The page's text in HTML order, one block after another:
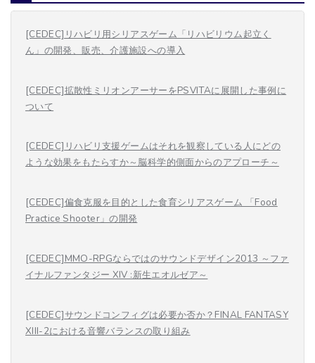
[CEDEC]リハビリ用シリアスゲーム「リハビリウム起立く
ん」の開発、販売、介護施設への導入
[CEDEC]拡散性ミリオンアーサーをPSVITAに展開した事例に
ついて
[CEDEC]リハビリ支援ゲームはそれを観察している人にどの
ような効果をもたらすか～脳科学的側面からのアプローチ～
[CEDEC]偏食克服を目的とした食育シリアスゲーム 「Food
Practice Shooter」の開発
[CEDEC]MMO-RPGならではのサウンドデザイン2013 ～ファ
イナルファンタジー XIV :新生エオルゼア～
[CEDEC]サウンドコンフィグは必要か否か？FINAL FANTASY
XIII-2における音響バランスの取り組み